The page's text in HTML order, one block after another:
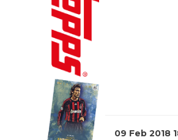
09 Feb 2018